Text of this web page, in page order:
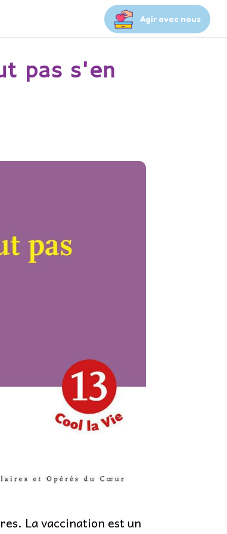
Agir avec nous
pas s'en
La vaccination est un